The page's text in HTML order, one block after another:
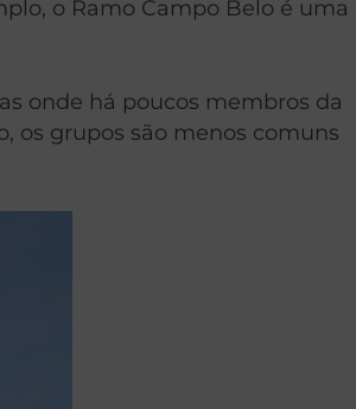
o Ramo Campo Belo é uma
onde há poucos membros da
os grupos são menos comuns